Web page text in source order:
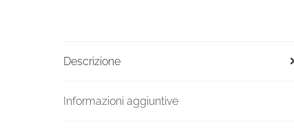
Descrizione
Informazioni aggiuntive